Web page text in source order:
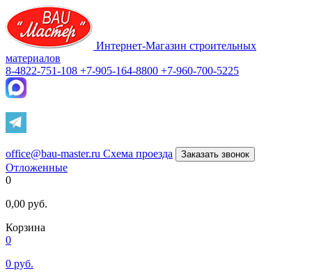
Интернет-Магазин строительных
материалов
8-4822-751-108 +7-905-164-8800 +7-960-700-5225
office@bau-master.ru Схема проезда Заказать звонок
Отложенные
0
0,00 руб.
Корзина
0
0 руб.